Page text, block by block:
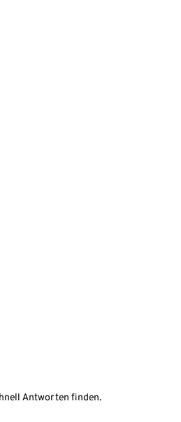
Antworten finden.